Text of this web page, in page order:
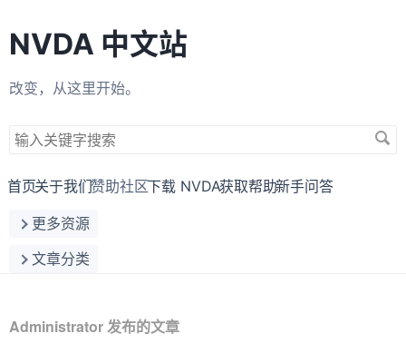
NVDA 中文站
改变，从这里开始。
搜
关
字
首页关于我们赞助社区下载 NVDA获取帮助新手问答
更多资源
文章分类
Administrator 发布的文章